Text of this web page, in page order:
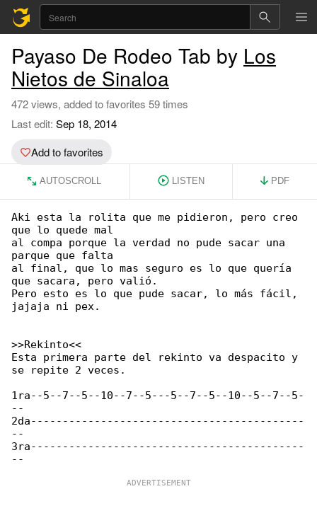
Payaso De Rodeo Tab by Los
Nietos de Sinaloa
472 views, added to favorites 59 times
Last edit: Sep 18, 2014
Add to favorites
AUTOSCROLL LISTEN PDF
Aki esta la rolita que me pidieron, pero creo
que lo quede mal
al compa porque la verdad no pude sacar una
parque que falta
al final, que lo mas seguro es lo que quería
que sacara, pero valió.
Pero esto es lo que pude sacar, lo más fácil,
jajaja ni pex.
>>Rekinto<<
Esta primera parte del rekinto va despacito y
se repite 2 veces.
1ra--5--7--5--10--7--5---5--7--5--10--5--7--5-
--
2da-------------------------------------------
--
3ra-------------------------------------------